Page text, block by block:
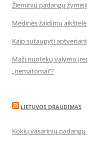
Žieminių padangų
Medinės žaidimų
Kaip sutaupyti
Maži nuotekų valymo
„nematomai‘‘?
LIETUVOS DRAUDIMAS
Kokių vasarinių